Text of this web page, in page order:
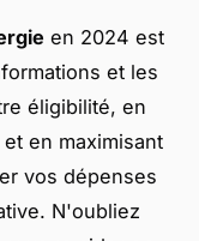
en 2024 est
et les
éligibilité, en
en maximisant
vos dépenses
N'oubliez